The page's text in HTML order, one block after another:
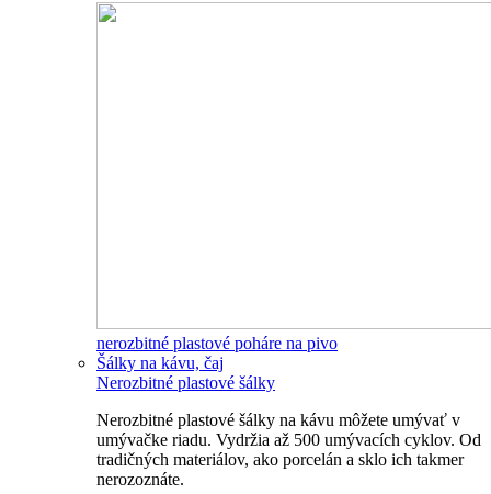
nerozbitné plastové poháre na pivo
Šálky na kávu, čaj
Nerozbitné plastové šálky
Nerozbitné plastové šálky na kávu môžete umývať v
umývačke riadu. Vydržia až 500 umývacích cyklov. Od
tradičných materiálov, ako porcelán a sklo ich takmer
nerozoznáte.